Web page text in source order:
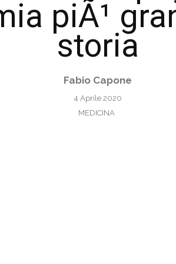
piÃ¹
storia
Fabio Capone
4 Aprile 2020
MEDICINA